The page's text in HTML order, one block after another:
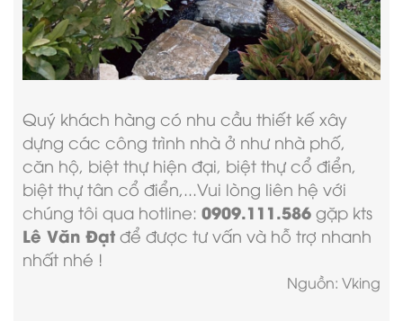
Quý khách hàng có nhu cầu thiết kế xây
dựng các công trình nhà ở như nhà phố,
căn hộ, biệt thự hiện đại, biệt thự cổ điển,
biệt thự tân cổ điển,...Vui lòng liên hệ với
chúng tôi qua hotline: 0909.111.586 gặp kts
Lê Văn Đạt để được tư vấn và hỗ trợ nhanh
nhất nhé !
Nguồn: Vking